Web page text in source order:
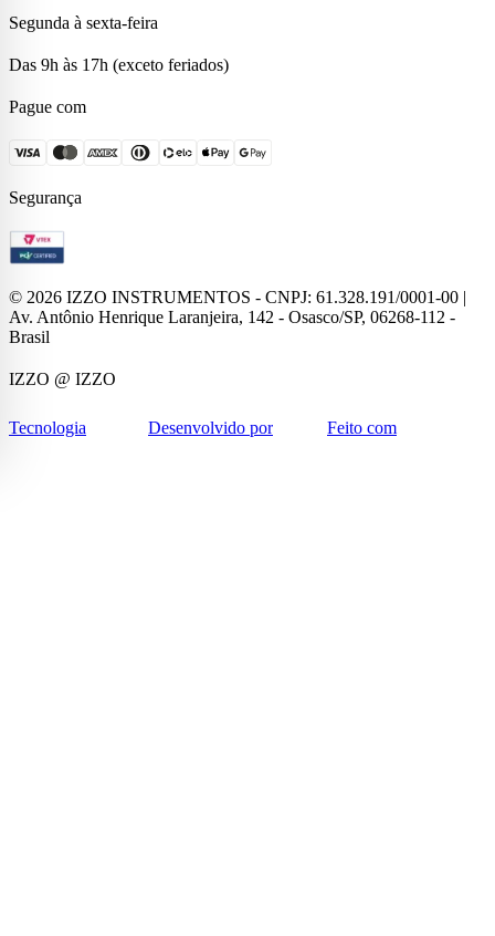
Segunda à sexta-feira
Das 9h às 17h (exceto feriados)
Pague com
Segurança
© 2026 IZZO INSTRUMENTOS - CNPJ: 61.328.191/0001-00 |
Av. Antônio Henrique Laranjeira, 142 - Osasco/SP, 06268-112 -
Brasil
IZZO @ IZZO
Tecnologia Desenvolvido por Feito com